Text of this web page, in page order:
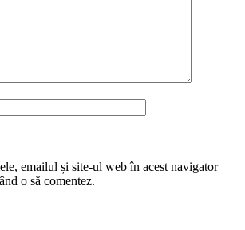
emailul și site-ul web în acest navigator
o să comentez.